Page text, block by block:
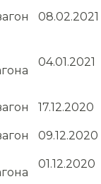
08.02.2021
04.01.2021
17.12.2020
09.12.2020
01.12.2020